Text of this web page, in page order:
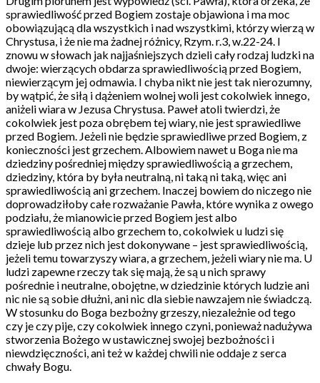
sprawiedliwość przed Bogiem zostaje objawiona i ma moc
obowiązującą dla wszystkich i nad wszystkimi, którzy wierzą w
Chrystusa, i że nie ma żadnej różnicy, Rzym. r.3, w.22-24. I
znowu w słowach jak najjaśniejszych dzieli cały rodzaj ludzki na
dwoje: wierzących obdarza sprawiedliwością przed Bogiem,
niewierzącym jej odmawia. I chyba nikt nie jest tak nierozumny,
by wątpić, że siłą i dążeniem wolnej woli jest cokolwiek innego,
aniżeli wiara w Jezusa Chrystusa. Paweł atoli twierdzi, że
cokolwiek jest poza obrębem tej wiary, nie jest sprawiedliwe
przed Bogiem. Jeżeli nie będzie sprawiedliwe przed Bogiem, z
konieczności jest grzechem. Albowiem nawet u Boga nie ma
dziedziny pośredniej między sprawiedliwością a grzechem,
dziedziny, która by była neutralną, ni taką ni taką, więc ani
sprawiedliwością ani grzechem. Inaczej bowiem do niczego nie
doprowadziłoby całe rozważanie Pawła, które wynika z owego
podziału, że mianowicie przed Bogiem jest albo
sprawiedliwością albo grzechem to, cokolwiek u ludzi się
dzieje lub przez nich jest dokonywane – jest sprawiedliwością,
jeżeli temu towarzyszy wiara, a grzechem, jeżeli wiary nie ma. U
ludzi zapewne rzeczy tak się mają, że są u nich sprawy
pośrednie i neutralne, obojętne, w dziedzinie których ludzie ani
nic nie są sobie dłużni, ani nic dla siebie nawzajem nie świadczą.
W stosunku do Boga bezbożny grzeszy, niezależnie od tego
czy je czy pije, czy cokolwiek innego czyni, ponieważ nadużywa
stworzenia Bożego w ustawicznej swojej bezbożności i
niewdzięczności, ani też w każdej chwili nie oddaje z serca
chwały Bogu.